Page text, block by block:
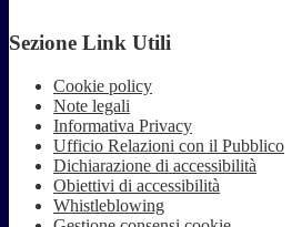
Sezione Link Utili
Cookie policy
Note legali
Informativa Privacy
Ufficio Relazioni con il Pubblico
Dichiarazione di accessibilità
Obiettivi di accessibilità
Whistleblowing